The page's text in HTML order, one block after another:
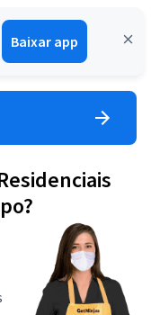
Baixar app
Entrar